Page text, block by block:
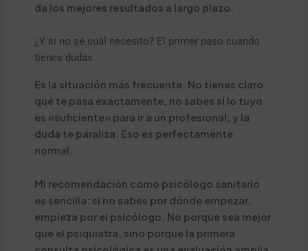
da los mejores resultados a largo plazo.
¿Y si no sé cuál necesito? El primer paso cuando
tienes dudas
Es la situación más frecuente. No tienes claro
qué te pasa exactamente, no sabes si lo tuyo
es «suficiente» para ir a un profesional, y la
duda te paraliza. Eso es perfectamente
normal.
Mi recomendación como psicólogo sanitario
es sencilla: si no sabes por dónde empezar,
empieza por el psicólogo. No porque sea mejor
que el psiquiatra, sino porque la primera